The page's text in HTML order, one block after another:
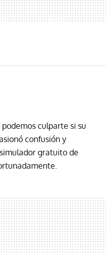
podemos culparte si su
confusión y
gratuito de